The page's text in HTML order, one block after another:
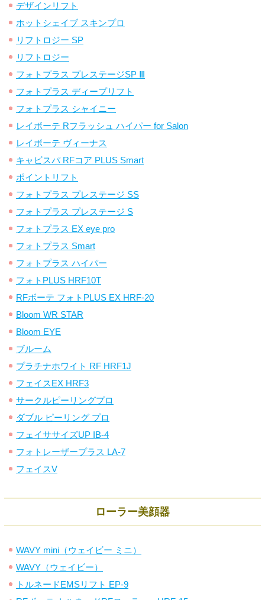
デザインリフト
ホットシェイブ スキンプロ
リフトロジー SP
リフトロジー
フォトプラス プレステージSP Ⅲ
フォトプラス ディープリフト
フォトプラス シャイニー
レイボーテ Rフラッシュ ハイパー for Salon
レイボーテ ヴィーナス
キャビスパ RFコア PLUS Smart
ポイントリフト
フォトプラス プレステージ SS
フォトプラス プレステージ S
フォトプラス EX eye pro
フォトプラス Smart
フォトプラス ハイパー
フォトPLUS HRF10T
RFボーテ フォトPLUS EX HRF-20
Bloom WR STAR
Bloom EYE
ブルーム
プラチナホワイト RF HRF1J
フェイスEX HRF3
サークルピーリングプロ
ダブル ピーリング プロ
フェイササイズUP IB-4
フォトレーザープラス LA-7
フェイスV
ローラー美顔器
WAVY mini（ウェイビー ミニ）
WAVY（ウェイビー）
トルネードEMSリフト EP-9